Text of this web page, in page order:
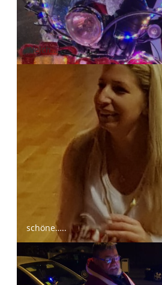
Welch…..
schöne…..